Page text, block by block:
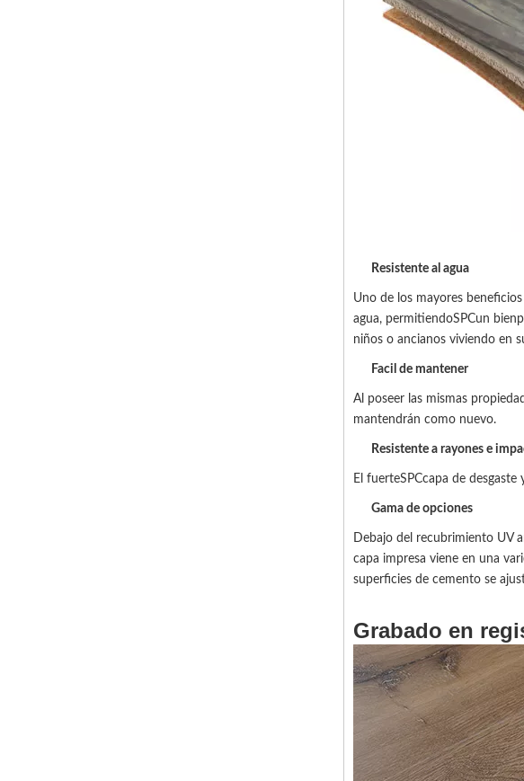
Resistente al agua
Uno de los mayores
agua, permitiendoSPCun bien
niños o ancianos viviendo en
Facil de mantener
Al poseer las mismas
mantendrán como nuevo.
Resistente a rayones e
El fuerteSPCcapa de desgaste
Gama de opciones
Debajo del recubrimiento UV
capa impresa viene en una
superficies de cemento se
Grabado en